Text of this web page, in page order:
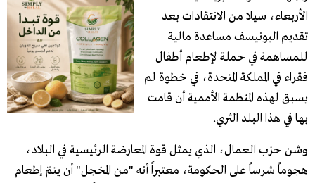
الأربعاء، سيلا من الانتقادات بعد
تقديم اليونيسف مساعدة مالية
للمساهمة في حملة لإطعام أطفال
فقراء في المملكة المتحدة، في خطوة لم
يسبق لهذه المنظمة الأممية أن قامت
بها في هذا البلد الثري.
وشن حزب العمال، الذي يمثل قوة المعارضة الرئيسية في البلاد،
هجوماً شرساً على الحكومة، معتبراً أنه "من المخجل" أن يتمّ إطعام